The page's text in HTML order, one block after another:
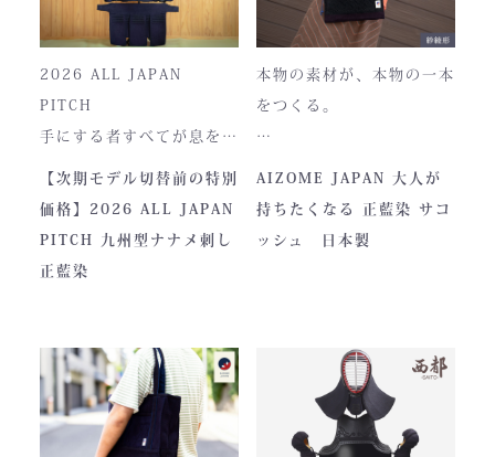
2026 ALL JAPAN
PITCH
手にする者すべてが息をの
む、現代剣道具の頂点。一
度着けた者にしかわからな
い、“本物”の存在感。ALL
JAPAN PITCHは、全国の
堅牢さ、美しい造形、そし
て驚くほどの機動力。実戦
に必要な「守り」と「動
き」を極限まで高めたこの
【次期モデル切替前の特別
価格】2026 ALL JAPAN
PITCH 九州型ナナメ刺し
正藍染
本物の素材が、本物の一本
をつくる。
本製品は、日本が誇る伝統
素材「正藍染生地」を使用
し、熊本の製作拠点にて一
正藍染ならではの深みある
色合いは、使い込むほどに
AIZOME JAPAN 大人が
持ちたくなる 正藍染 サコ
ッシュ 日本製